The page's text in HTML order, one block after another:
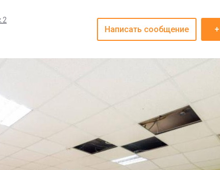
Написать сообщение